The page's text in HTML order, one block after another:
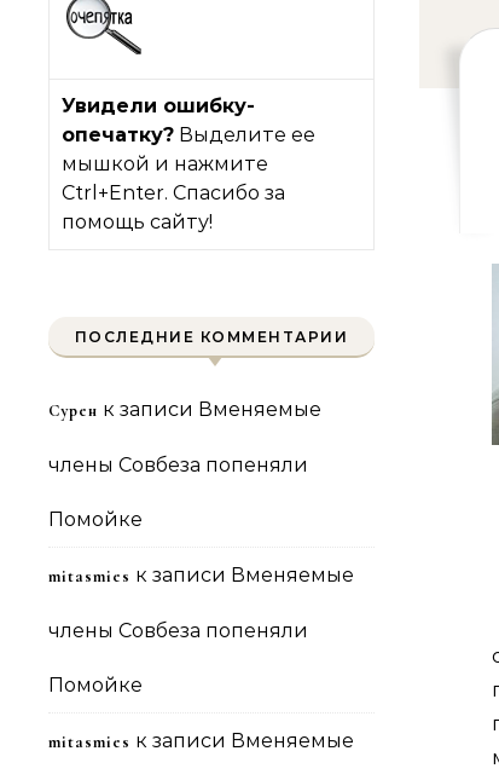
Увидели ошибку-
опечатку? Выделите ее
мышкой и нажмите
Ctrl+Enter. Спасибо за
помощь сайту!
ПОСЛЕДНИЕ КОММЕНТАРИИ
Сурен к записи Вменяемые
члены Совбеза попеняли
Помойке
mitasmies к записи Вменяемые
члены Совбеза попеняли
Помойке
mitasmies к записи Вменяемые